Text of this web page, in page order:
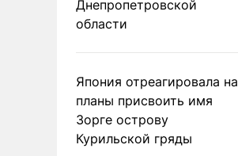
Днепропетровской
области
Япония отреагировала на
планы присвоить имя
Зорге острову
Курильской гряды